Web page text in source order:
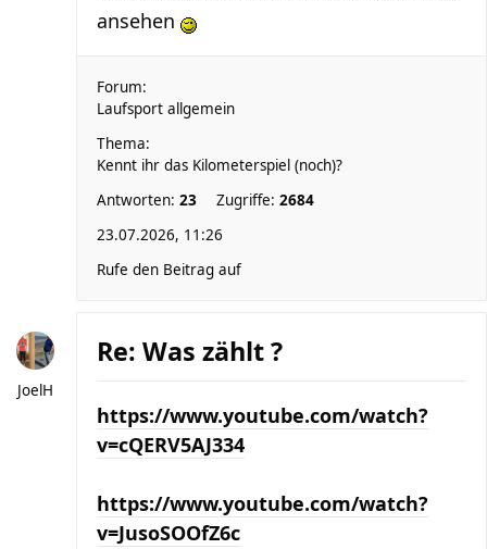
ansehen
Forum:
Laufsport allgemein
Thema:
Kennt ihr das Kilometerspiel (noch)?
Antworten: 23 Zugriffe: 2684
23.07.2026, 11:26
Rufe den Beitrag auf
JoelH
Re: Was zählt ?
https://www.youtube.com/watch?
v=cQERV5AJ334
https://www.youtube.com/watch?
v=JusoSOOfZ6c